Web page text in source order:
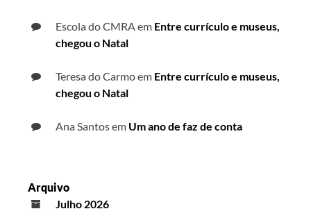
Escola do CMRAem Entre currículo e museus,
chegou o Natal
Teresa do Carmoem Entre currículo e museus,
chegou o Natal
Ana Santosem Um ano de faz de conta
Arquivo
Julho 2026